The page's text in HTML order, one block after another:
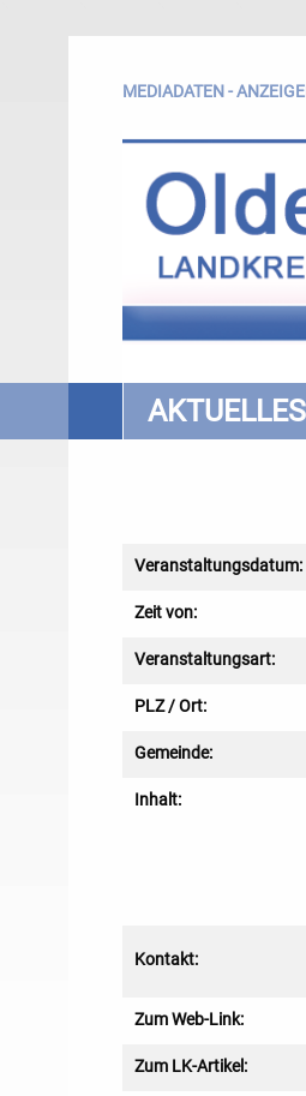
MEDIADATEN -
AKTUELLES
Veranstaltungsdatum:
Zeit von:
Veranstaltungsart:
PLZ / Ort:
Gemeinde:
Inhalt:
Kontakt:
Zum Web-Link:
Zum LK-Artikel: